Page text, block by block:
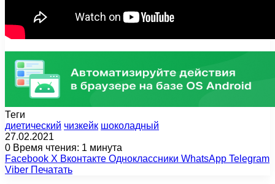
Теги
диетический чизкейк шоколадный
27.02.2021
0 Время чтения: 1 минута
Facebook X Вконтакте Одноклассники WhatsApp Telegram
Viber Печатать